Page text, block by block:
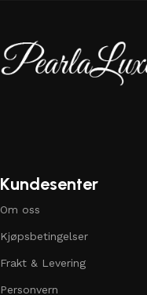
Kundesenter
Om oss
Kjøpsbetingelser
Frakt & Levering
Personvern